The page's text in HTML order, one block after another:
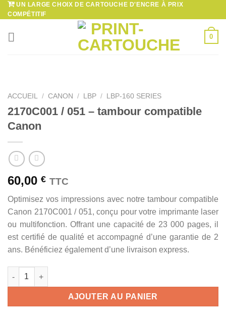
Passer
au
contenu
UN LARGE CHOIX DE CARTOUCHE D'ENCRE À PRIX
COMPÉTITIF
0
ACCUEIL / CANON / LBP / LBP-160 SERIES
2170C001 / 051 – tambour compatible
Canon
60,00 € TTC
Optimisez vos impressions avec notre tambour compatible
Canon 2170C001 / 051, conçu pour votre imprimante laser
ou multifonction. Offrant une capacité de 23 000 pages, il
est certifié de qualité et accompagné d’une garantie de 2
ans. Bénéficiez également d’une livraison express.
quantité de 2170C001 / 051 - tambour compatible Canon
AJOUTER AU PANIER